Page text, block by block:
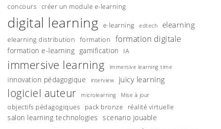
concours créer un module e-learning
digital learning e-learning edtech elearning
elearning distribution formation formation digitale
formation e-learning gamification IA
immersive learning immersive learning time
innovation pédagogique interview juicy learning
logiciel auteur microlearning Mise à jour
objectifs pédagogiques pack bronze réalité virtuelle
salon learning technologies scenario jouable